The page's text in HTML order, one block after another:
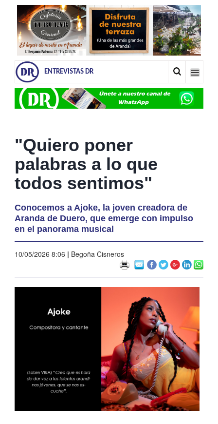
ENTREVISTAS DR
"Quiero poner
palabras a lo que
todos sentimos"
Conocemos a Ajoke, la joven creadora de
Aranda de Duero, que emerge con impulso
en el panorama musical
10/05/2026 8:06 | Begoña Cisneros